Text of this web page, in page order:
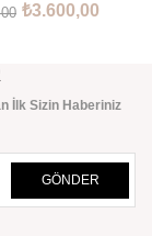
₺3.600,00
İlk Sizin Haberiniz
GÖNDER